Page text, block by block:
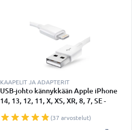
KAAPELIT JA ADAPTERIT
USB-johto kännykkään Apple iPhone
14, 13, 12, 11, X, XS, XR, 8, 7, SE -
Valkoinen datakaapeli(37 arvostelut)